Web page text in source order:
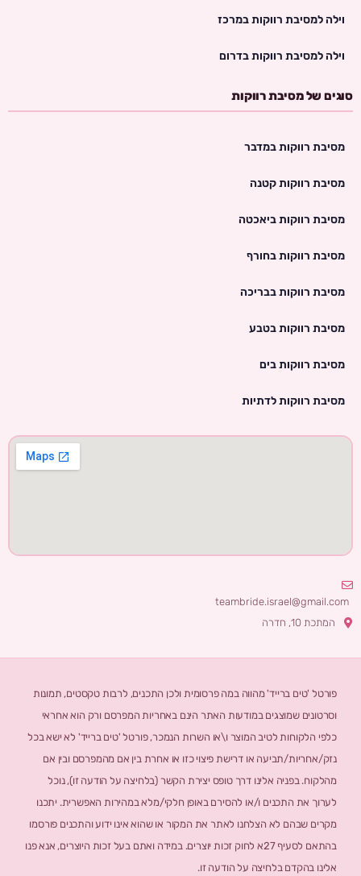
וילה למסיבת רווקות במרכז
וילה למסיבת רווקות בדרום
סוגים של מסיבת רווקות
מסיבת רווקות במדבר
מסיבת רווקות קטנה
מסיבת רווקות ביאכטה
מסיבת רווקות בחורף
מסיבת רווקות בבריכה
מסיבת רווקות בטבע
מסיבת רווקות בים
מסיבת רווקות לדתיות
teambride.israel@gmail.com
המתכת 10, חדרה
פורטל 'טים ברייד' מהווה במה פרסומית ולכן התכנים, לרבות טקסטים, תמונות
וסרטונים שמוצגים במודעות האתר הינם באחריות המפרסם ורק הוא אחראי
כלפי הלקוחות לטיב המוצר ו\או השרות הנמכר, פורטל 'טים ברייד' לא ישא בכל
נזק/אחריות/תביעה או דרישת פיצוי כזו או אחרת בין אם מהמפרסם ובין אם
מהלקוח. בפניה אלינו דרך טופס יצירת הקשר (בלחיצה על הודעה זו), נוכל
לערוך את התכנים ו/או להסירם באופן חלקי/מלא במהירות האפשרית. יתכנו
מקרים שבהם לא הצלחנו לאתר את המקור או שהוא אינו ידוע והתכנים פורסמו
בהתאם לסעיף 27א לחוק זכות יוצרים. במידה ואתם בעל זכות היוצרים, אנא פנו
אלינו בהקדם בלחיצה על הודעה זו.​